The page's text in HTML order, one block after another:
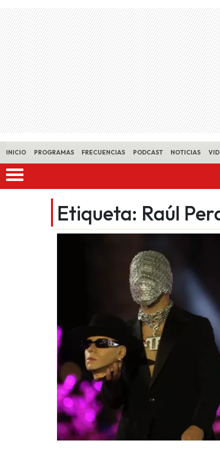
Skip to main content
INICIO PROGRAMAS FRECUENCIAS PODCAST NOTICIAS
Etiqueta: Raúl